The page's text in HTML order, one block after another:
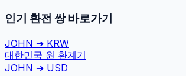
인기 환전 쌍 바로가기
JOHN ➔ KRW
대한민국 원 환계기
JOHN ➔ USD